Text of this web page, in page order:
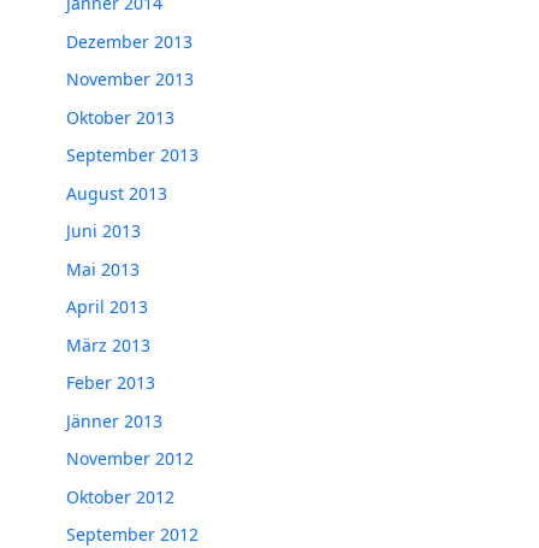
Dezember 2013
November 2013
Oktober 2013
September 2013
August 2013
Juni 2013
Mai 2013
April 2013
März 2013
Feber 2013
Jänner 2013
November 2012
Oktober 2012
September 2012